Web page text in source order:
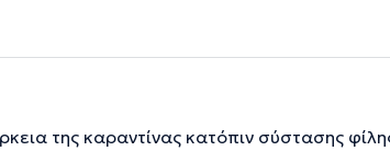
της καραντίνας κατόπιν σύστασης